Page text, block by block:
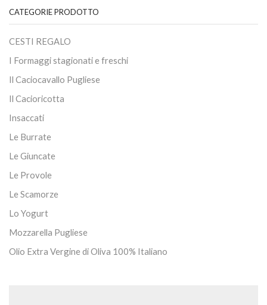
CATEGORIE PRODOTTO
CESTI REGALO
I Formaggi stagionati e freschi
Il Caciocavallo Pugliese
Il Cacioricotta
Insaccati
Le Burrate
Le Giuncate
Le Provole
Le Scamorze
Lo Yogurt
Mozzarella Pugliese
Olio Extra Vergine di Oliva 100% Italiano